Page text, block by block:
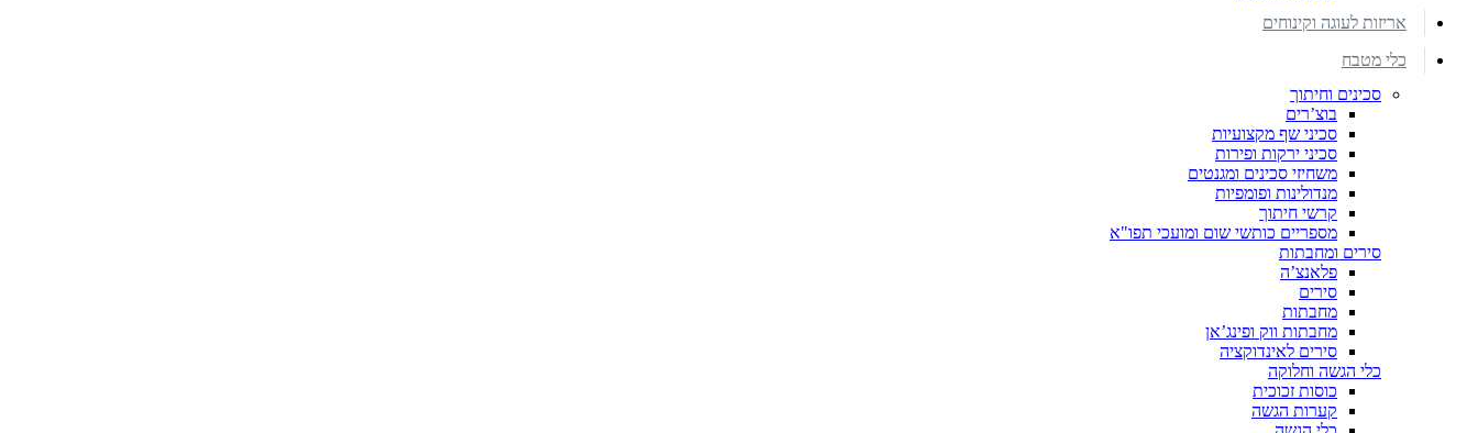
אריזות לעוגה וקינוחים
כלי מטבח
סכינים וחיתוך
בוצ’רים
סכיני שף מקצועיות
סכיני ירקות ופירות
משחיזי סכינים ומגנטים
מנדולינות ופומפיות
קרשי חיתוך
מספריים כותשי שום ומועכי תפו"א
סירים ומחבתות
פלאנצ’ה
סירים
מחבתות
מחבתות ווק ופינג’אן
סירים לאינדוקציה
כלי הגשה וחלוקה
כוסות זכוכית
קערות הגשה